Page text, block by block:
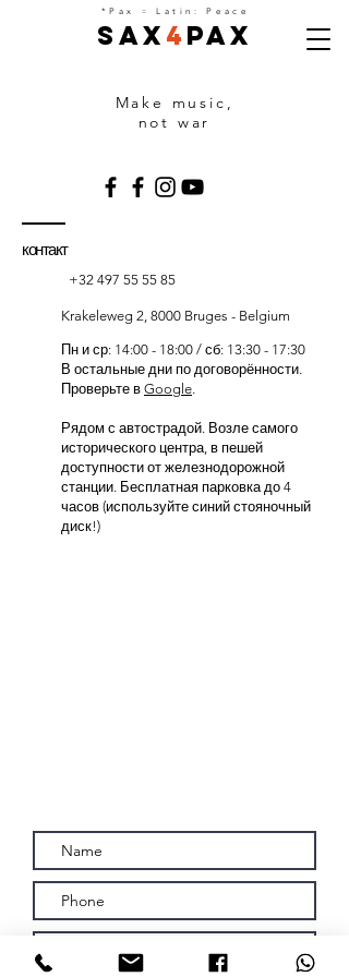
Sax 4 Pax
*Pax = Latin: Peace
Make music,
not war
контакт
+32 497 55 55 85
Krakeleweg 2, 8000 Bruges - Belgium
Пн и ср: 14:00 - 18:00 / сб: 13:30 - 17:30
В остальные дни по договорённости.
Проверьте в Google.
Рядом с автострадой. Возле самого
исторического центра, в пешей
доступности от железнодорожной
станции. Бесплатная парковка до 4
часов (используйте синий стояночный
диск!)